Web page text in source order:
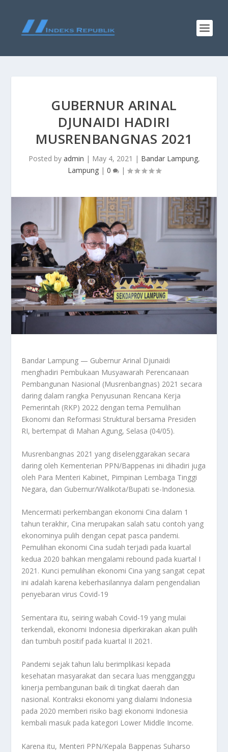
GUBERNUR ARINAL
DJUNAIDI HADIRI
MUSRENBANGNAS 2021
Posted by admin | May 4, 2021 | Bandar Lampung,
Lampung| 0 |
Bandar Lampung — Gubernur Arinal Djunaidi
menghadiri Pembukaan Musyawarah Perencanaan
Pembangunan Nasional (Musrenbangnas) 2021 secara
daring dalam rangka Penyusunan Rencana Kerja
Pemerintah (RKP) 2022 dengan tema Pemulihan
Ekonomi dan Reformasi Struktural bersama Presiden
RI, bertempat di Mahan Agung, Selasa (04/05).
Musrenbangnas 2021 yang diselenggarakan secara
daring oleh Kementerian PPN/Bappenas ini dihadiri juga
oleh Para Menteri Kabinet, Pimpinan Lembaga Tinggi
Negara, dan Gubernur/Walikota/Bupati se-Indonesia.
Mencermati perkembangan ekonomi Cina dalam 1
tahun terakhir, Cina merupakan salah satu contoh yang
ekonominya pulih dengan cepat pasca pandemi.
Pemulihan ekonomi Cina sudah terjadi pada kuartal
kedua 2020 bahkan mengalami rebound pada kuartal I
2021. Kunci pemulihan ekonomi Cina yang sangat cepat
ini adalah karena keberhasilannya dalam pengendalian
penyebaran virus Covid-19
Sementara itu, seiring wabah Covid-19 yang mulai
terkendali, ekonomi Indonesia diperkirakan akan pulih
dan tumbuh positif pada kuartal II 2021.
Pandemi sejak tahun lalu berimplikasi kepada
kesehatan masyarakat dan secara luas mengganggu
kinerja pembangunan baik di tingkat daerah dan
nasional. Kontraksi ekonomi yang dialami Indonesia
pada 2020 memberi risiko bagi ekonomi Indonesia
kembali masuk pada kategori Lower Middle Income.
Karena itu, Menteri PPN/Kepala Bappenas Suharso